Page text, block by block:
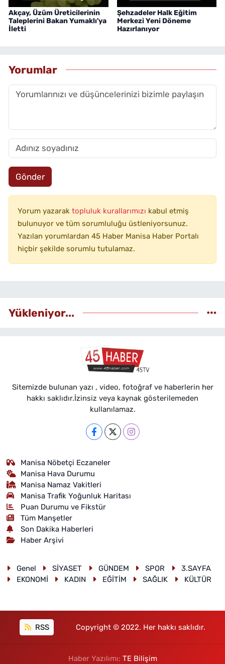
Akçay, Üzüm Üreticilerinin
Taleplerini Bakan Yumaklı'ya
İletti
Şehzadeler Halk Eğitim
Merkezi Yeni Döneme
Hazırlanıyor
Yorumlar
Gönder
Yorum yazarak topluluk kurallarımızı kabul etmiş
bulunuyor ve tüm sorumluluğu üstleniyorsunuz.
Yazılan yorumlardan 45 Haber Manisa Haber Portalı
hiçbir şekilde sorumlu tutulamaz.
Yükleniyor...
Sitemizde bulunan yazı , video, fotoğraf ve haberlerin her
hakkı saklıdır.İzinsiz veya kaynak gösterilemeden
kullanılamaz.
Manisa Nöbetçi Eczaneler
Manisa Hava Durumu
Manisa Namaz Vakitleri
Manisa Trafik Yoğunluk Haritası
Puan Durumu ve Fikstür
Tüm Manşetler
Son Dakika Haberleri
Haber Arşivi
Genel SİYASET GÜNDEM SPOR
3.SAYFA
EKONOMİ
KADIN EĞİTİM SAĞLIK KÜLTÜR
RSS Copyright © 2022. Her hakkı saklıdır.
Haber Yazılımı: TE Bilişim